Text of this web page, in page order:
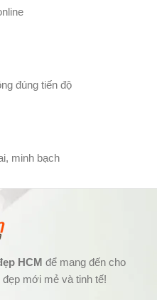
đúng tiến độ
minh bạch
HCM để mang đến cho
mới mẻ và tinh tế!